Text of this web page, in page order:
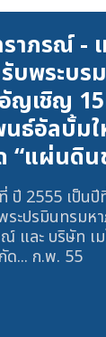
าภรณ์ -
บพระบร
ญเชิญ
นธ์อัลบั้ม
แผ่นดิน
ที่ ปี 2555 เป็น
ระปรมินทรมห
และ บริษัท เ
ด... ก.พ. 55